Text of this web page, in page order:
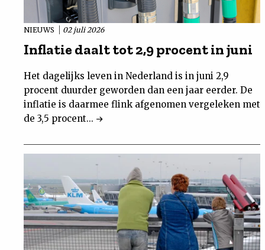
NIEUWS 02 juli 2026
Inflatie daalt tot 2,9 procent in juni
Het dagelijks leven in Nederland is in juni 2,9
procent duurder geworden dan een jaar eerder. De
inflatie is daarmee flink afgenomen vergeleken met
de 3,5 procent...